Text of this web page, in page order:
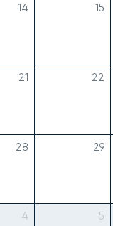
14 15
21 22
28 29
4 5